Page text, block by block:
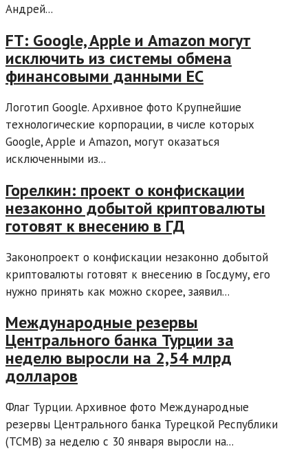
Андрей...
FT: Google, Apple и Amazon могут
исключить из системы обмена
финансовыми данными ЕС
Логотип Google. Архивное фото Крупнейшие
технологические корпорации, в числе которых
Google, Apple и Amazon, могут оказаться
исключенными из...
Горелкин: проект о конфискации
незаконно добытой криптовалюты
готовят к внесению в ГД
Законопроект о конфискации незаконно добытой
криптовалюты готовят к внесению в Госдуму, его
нужно принять как можно скорее, заявил...
Международные резервы
Центрального банка Турции за
неделю выросли на 2,54 млрд
долларов
Флаг Турции. Архивное фото Международные
резервы Центрального банка Турецкой Республики
(TCMB) за неделю с 30 января выросли на...